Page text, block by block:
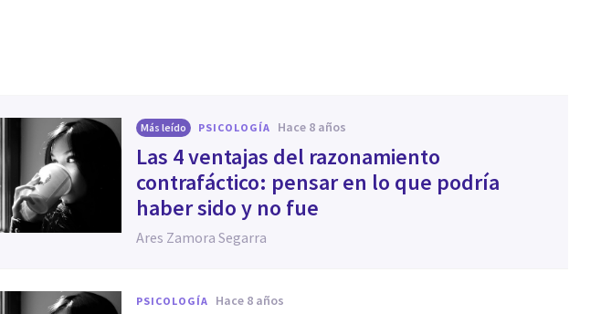
Más leído PSICOLOGÍA hace 8 años
Las 4 ventajas del razonamiento
contrafáctico: pensar en lo que podría
haber sido y no fue
Ares Zamora Segarra
PSICOLOGÍA hace 8 años